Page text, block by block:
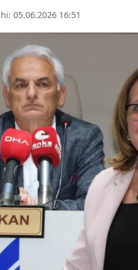
05.06.2026 16:51